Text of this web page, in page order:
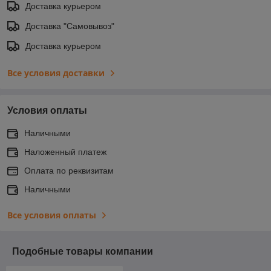
Доставка курьером
Доставка "Самовывоз"
Доставка курьером
Все условия доставки
Условия оплаты
Наличными
Наложенный платеж
Оплата по реквизитам
Наличными
Все условия оплаты
Подобные товары компании